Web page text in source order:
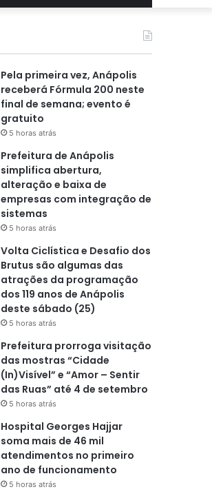
por
Pela primeira vez, Anápolis
receberá Fórmula 200 neste
final de semana; evento é
gratuito
5 horas atrás
Prefeitura de Anápolis
simplifica abertura,
alteração e baixa de
empresas com integração de
sistemas
5 horas atrás
Volta Ciclística e Desafio dos
Brutus são algumas das
atrações da programação
dos 119 anos de Anápolis
deste sábado (25)
5 horas atrás
Prefeitura prorroga visitação
das mostras “Cidade
(In)Visível” e “Amor – Sentir
das Ruas” até 4 de setembro
5 horas atrás
Hospital Georges Hajjar
soma mais de 46 mil
atendimentos no primeiro
ano de funcionamento
5 horas atrás